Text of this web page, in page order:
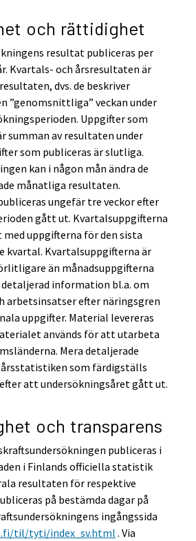
och rättidighet
resultat publiceras per
Kvartals- och årsresultaten är
dvs. de beskriver
”genomsnittliga” veckan under
Uppgifter som
summan av resultaten under
som publiceras är slutliga.
kan i någon mån ändra de
månatliga resultaten.
ungefär tre veckor efter
gått ut. Kvartalsuppgifterna
uppgifterna för den sista
kvartal. Kvartalsuppgifterna är
än månadsuppgifterna
information bl.a. om
arbetsinsatser efter näringsgren
uppgifter. Material levereras
används för att utarbeta
Mera detaljerade
som färdigställs
att undersökningsåret gått ut.
och transparens
publiceras i
i Finlands officiella statistik
resultaten för respektive
på bestämda dagar på
ingångssida
til/tyti/index_sv.html . Via